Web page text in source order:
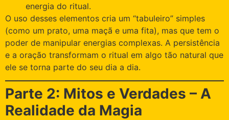
energia do ritual.
O uso desses elementos cria um “tabuleiro” simples
(como um prato, uma maçã e uma fita), mas que tem o
poder de manipular energias complexas. A persistência
e a oração transformam o ritual em algo tão natural que
ele se torna parte do seu dia a dia.
Parte 2: Mitos e Verdades – A
Realidade da Magia